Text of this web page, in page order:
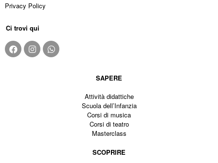
Privacy Policy
Ci trovi qui
SAPERE
Attività didattiche
Scuola dell’Infanzia
Corsi di musica
Corsi di teatro
Masterclass
SCOPRIRE